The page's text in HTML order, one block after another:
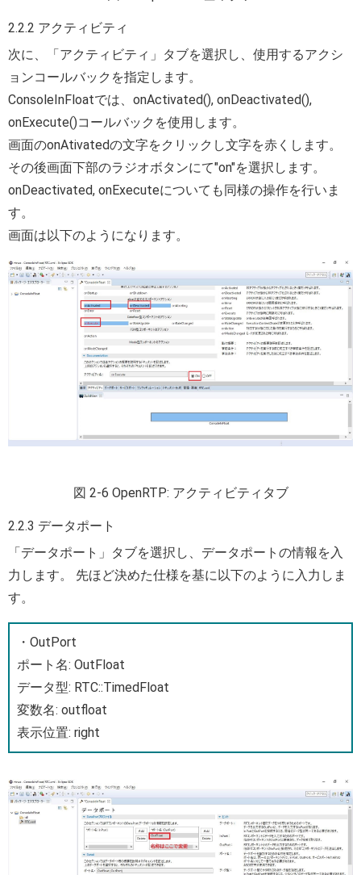
2.2.2 アクティビティ
次に、「アクティビティ」タブを選択し、使用するアクシ
ョンコールバックを指定します。
ConsoleInFloatでは、onActivated(), onDeactivated(),
onExecute()コールバックを使用します。
画面のonAtivatedの文字をクリックし文字を赤くします。
その後画面下部のラジオボタンにて"on"を選択します。
onDeactivated, onExecuteについても同様の操作を行いま
す。
画面は以下のようになります。
図 2-6 OpenRTP: アクティビティタブ
2.2.3 データポート
「データポート」タブを選択し、データポートの情報を入
力します。 先ほど決めた仕様を基に以下のように入力しま
す。
・OutPort
ポート名: OutFloat
データ型: RTC::TimedFloat
変数名: outfloat
表示位置: right